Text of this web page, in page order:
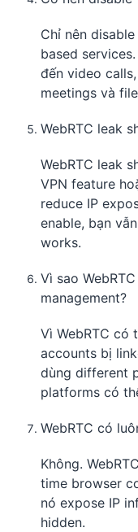
Chỉ nên
based
đến video
meetings và
WebRTC leak
WebRTC leak
VPN feature
reduce IP
enable, bạn
works.
Vì sao
management?
Vì WebRTC có
accounts bị
dùng different
platforms có
WebRTC có
Không.
time browser
nó expose IP
hidden.